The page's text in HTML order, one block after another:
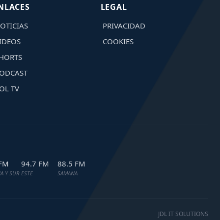
TV
LEGAL
PRIVACIDAD
COOKIES
Y SUR
94.7 FM
ESTE
88.5 FM
SAMANA
JDL IT SOLUTIONS